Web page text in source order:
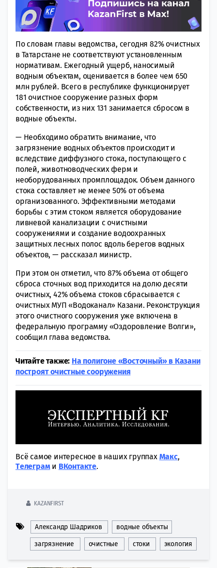
По словам главы ведомства, сегодня 82% очистных
в Татарстане не соответствуют установленным
нормативам. Ежегодный ущерб, наносимый
водным объектам, оценивается в более чем 650
млн рублей. Всего в республике функционирует
181 очистное сооружение разных форм
собственности, из них 131 занимается сбросом в
водные объекты.
— Необходимо обратить внимание, что
загрязнение водных объектов происходит и
вследствие диффузного стока, поступающего с
полей, животноводческих ферм и
необорудованных промплощадок. Объем данного
стока составляет не менее 50% от объема
организованного. Эффективными методами
борьбы с этим стоком является оборудование
ливневой канализации с очистными
сооружениями и создание водоохранных
защитных лесных полос вдоль берегов водных
объектов, — рассказал министр.
При этом он отметил, что 87% объема от общего
сброса сточных вод приходится на долю десяти
очистных, 42% объема стоков сбрасывается с
очистных МУП «Водоканал» Казани. Реконструкция
этого очистного сооружения уже включена в
федеральную программу «Оздоровление Волги»,
сообщил глава ведомства.
Читайте также: На полигоне «Восточный» в Казани
построят очистные сооружения
Всё самое интересное в наших группах Макс,
Tелеграми ВКонтакте.
KAZANFIRST
Александр Шадриков водные объекты
загрязнение очистные стоки экология